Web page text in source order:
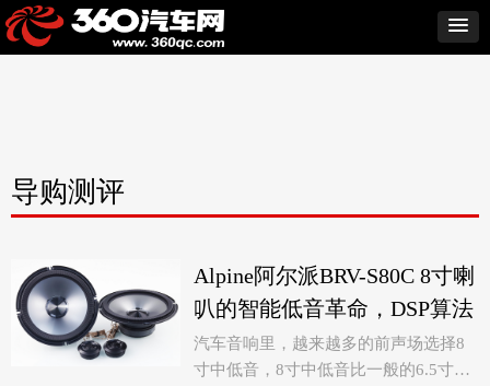
导购测评
Alpine阿尔派BRV-S80C 8寸喇
叭的智能低音革命，DSP算法
实现低音炮效果
汽车音响里，越来越多的前声场选择8
寸中低音，8寸中低音比一般的6.5寸有